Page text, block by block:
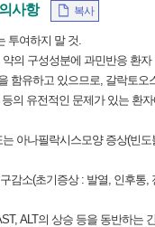
사항 복사
투여하지 말 것.
약의 구성성분에 과민반응 환자
함유하고 있으므로, 갈락토오
등의 유전적인 문제가 있는 환
는 아나필락시스모양 증상(빈
감소(초기증상 : 발열, 인후통
ALT의 상승 등을 동반하는